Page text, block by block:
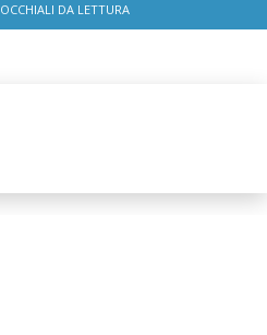
OCCHIALI DA LETTURA